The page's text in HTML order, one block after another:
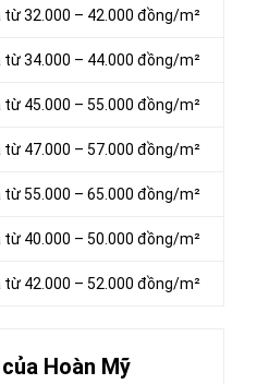
từ 32.000 – 42.000 đồng/m²
từ 34.000 – 44.000 đồng/m²
từ 45.000 – 55.000 đồng/m²
từ 47.000 – 57.000 đồng/m²
từ 55.000 – 65.000 đồng/m²
từ 40.000 – 50.000 đồng/m²
từ 42.000 – 52.000 đồng/m²
Hoàn Mỹ